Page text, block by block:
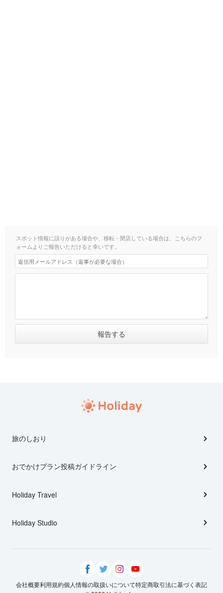
スポット情報に誤りがある場合や、移転・閉店している場合は、こちらのフ
ォームよりご報告いただけると幸いです。
旅のしおり
おでかけプラン投稿ガイドライン
Holiday Travel
Holiday Studio
会社概要利用規約個人情報の取扱いについて特定商取引法に基づく表記